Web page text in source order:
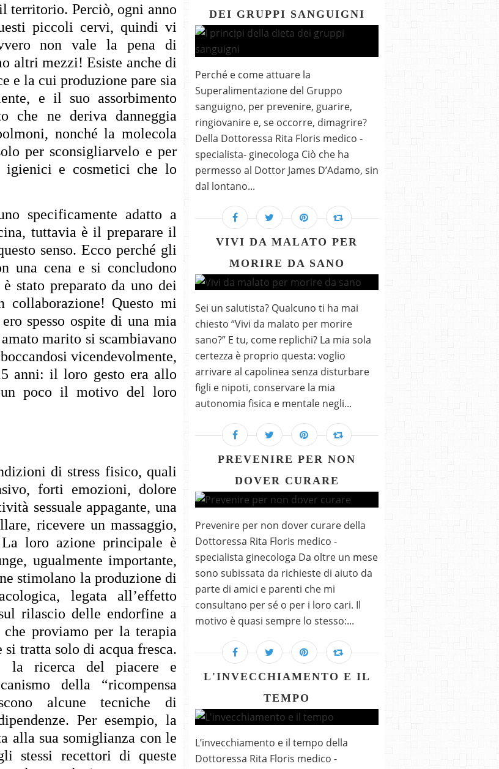
territorio. Perciò, ogni anno
piccoli cervi, quindi vi
non vale la pena di
altri mezzi! Esiste anche di
e la cui produzione pare sia
e il suo assorbimento
che ne deriva danneggia
nonché la molecola
per sconsigliarvelo e per
e cosmetici che lo
specificamente adatto a
tuttavia è il preparare il
senso. Ecco perché gli
una cena e si concludono
stato preparato da uno dei
collaborazione! Questo mi
spesso ospite di una mia
marito si scambiavano
vicendevolmente,
anni: il loro gesto era allo
poco il motivo del loro
di stress fisico, quali
forti emozioni, dolore
sessuale appagante, una
ricevere un massaggio,
loro azione principale è
ugualmente importante,
stimolano la produzione di
legata all’effetto
rilascio delle endorfine a
proviamo per la terapia
si tratta solo di acqua fresca.
la ricerca del piacere e
della “ricompensa
alcune tecniche di
Per esempio, la
alla sua somiglianza con le
stessi recettori di queste
DEI GRUPPI SANGUIGNI
Perché e come attuare la
Superalimentazione del Gruppo
sanguigno, per prevenire, guarire,
ringiovanire e, se occorre, dimagrire?
Della Dottoressa Rita Floris medico -
specialista- ginecologa Ciò che ha
permesso al Dottor James D’Adamo, sin
dal lontano...
VIVI DA MALATO PER
MORIRE DA SANO
Sei un salutista? Qualcuno ti ha mai
chiesto “Vivi da malato per morire
sano?” E tu, come replichi? La mia sola
certezza è proprio questa: voglio
arrivare al capolinea senza disturbare
figli e nipoti, conservare la mia
autonomia fisica e mentale negli...
PREVENIRE PER NON
DOVER CURARE
Prevenire per non dover curare della
Dottoressa Rita Floris medico -
specialista ginecologa Da oltre un mese
sono subissata da richieste di aiuto da
parte di amici e parenti che mi
consultano per sé o per i loro cari. Il
motivo è quasi sempre lo stesso:...
L'INVECCHIAMENTO E IL
TEMPO
L’invecchiamento e il tempo della
Dottoressa Rita Floris medico -